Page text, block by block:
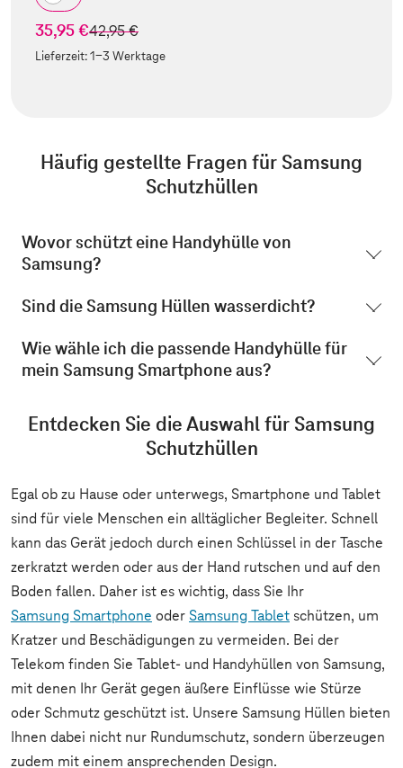
35,95 €statt
42,95 €
Lieferzeit:1-3 Werktage
Häufig gestellte Fragen für Samsung
Schutzhüllen
Wovor schützt eine Handyhülle von
Samsung?
Sind die Samsung Hüllen wasserdicht?
Wie wähle ich die passende Handyhülle für
mein Samsung Smartphone aus?
Entdecken Sie die Auswahl für Samsung
Schutzhüllen
Egal ob zu Hause oder unterwegs, Smartphone und Tablet
sind für viele Menschen ein alltäglicher Begleiter. Schnell
kann das Gerät jedoch durch einen Schlüssel in der Tasche
zerkratzt werden oder aus der Hand rutschen und auf den
Boden fallen. Daher ist es wichtig, dass Sie Ihr
Samsung Smartphone oder Samsung Tablet schützen, um
Kratzer und Beschädigungen zu vermeiden. Bei der
Telekom finden Sie Tablet- und Handyhüllen von Samsung,
mit denen Ihr Gerät gegen äußere Einflüsse wie Stürze
oder Schmutz geschützt ist. Unsere Samsung Hüllen bieten
Ihnen dabei nicht nur Rundumschutz, sondern überzeugen
zudem mit einem ansprechenden Design.